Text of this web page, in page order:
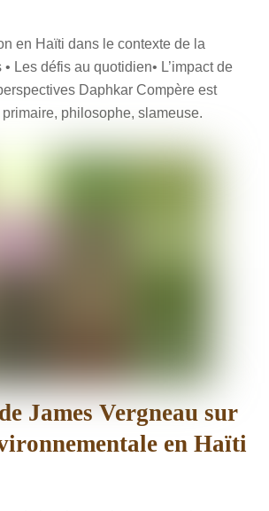
en Haïti dans le contexte de la
Les défis au quotidien• L’impact de
Daphkar Compère est
primaire, philosophe, slameuse.
James Vergneau sur
en Haïti